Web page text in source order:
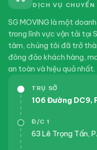
DỊCH VỤ
SG MOVING là một
trong lĩnh vực vận tải tại
tâm, chúng tôi đã trở
đông đảo khách hàng,
an toàn và hiệu quả nhất.
TRỤ SỞ
106 Đường DC9,
Đ/C 1
63 Lê Trọng Tấn,